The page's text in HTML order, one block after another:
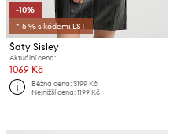
-10%
*-5 % s kódem: LST
Šaty Sisley
Aktuální cena:
1069 Kč
Běžná cena:3199 Kč
Nejnižší cena:1199 Kč